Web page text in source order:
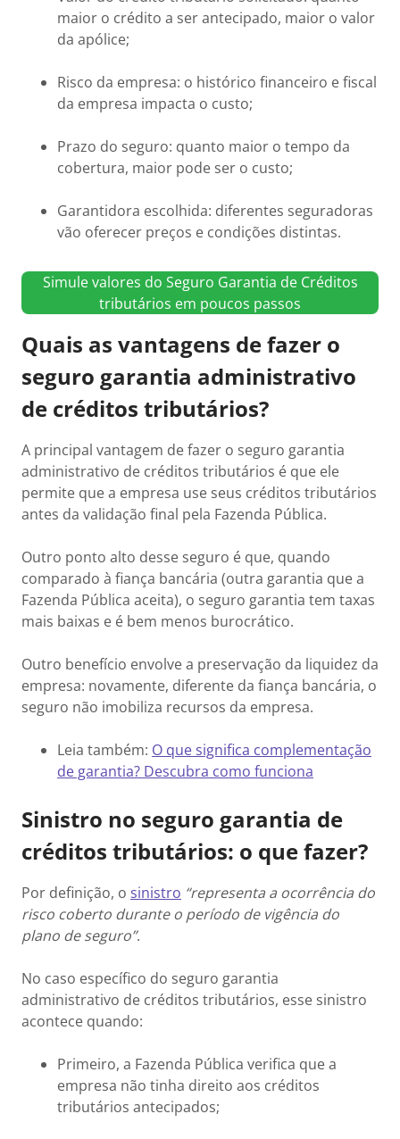
maior o crédito a ser antecipado, maior o valor
da apólice;
Risco da empresa: o histórico financeiro e fiscal
da empresa impacta o custo;
Prazo do seguro: quanto maior o tempo da
cobertura, maior pode ser o custo;
Garantidora escolhida: diferentes seguradoras
vão oferecer preços e condições distintas.
Simule valores do Seguro Garantia de Créditos
tributários em poucos passos
Quais as vantagens de fazer o
seguro garantia administrativo
de créditos tributários?
A principal vantagem de fazer o seguro garantia
administrativo de créditos tributários é que ele
permite que a empresa use seus créditos tributários
antes da validação final pela Fazenda Pública.
Outro ponto alto desse seguro é que, quando
comparado à fiança bancária (outra garantia que a
Fazenda Pública aceita), o seguro garantia tem taxas
mais baixas e é bem menos burocrático.
Outro benefício envolve a preservação da liquidez da
empresa: novamente, diferente da fiança bancária, o
seguro não imobiliza recursos da empresa.
Leia também: O que significa complementação
de garantia? Descubra como funciona
Sinistro no seguro garantia de
créditos tributários: o que fazer?
Por definição, o sinistro “representa a ocorrência do
risco coberto durante o período de vigência do
plano de seguro”.
No caso específico do seguro garantia
administrativo de créditos tributários, esse sinistro
acontece quando:
Primeiro, a Fazenda Pública verifica que a
empresa não tinha direito aos créditos
tributários antecipados;